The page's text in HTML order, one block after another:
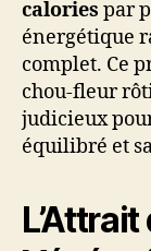
calories par
énergétique
complet. Ce
chou-fleur
judicieux
équilibré et